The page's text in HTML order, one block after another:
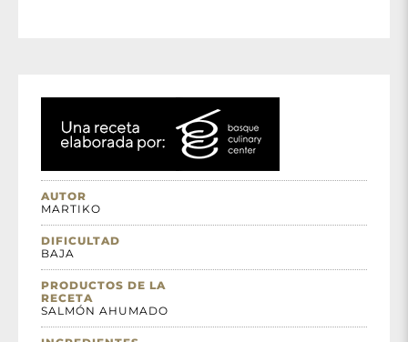
AUTOR
MARTIKO
DIFICULTAD
BAJA
PRODUCTOS DE LA
RECETA
SALMÓN AHUMADO